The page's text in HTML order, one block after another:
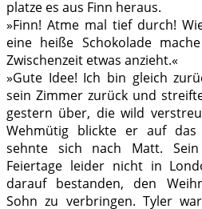
platze es aus Finn heraus.
»Finn! Atme mal tief durch!
eine heiße Schokolade
Zwischenzeit etwas anzieht.«
»Gute Idee! Ich bin gleich
sein Zimmer zurück und
gestern über, die wild
Wehmütig blickte er auf
sehnte sich nach Matt.
Feiertage leider nicht in
darauf bestanden, den
Sohn zu verbringen. Tyler